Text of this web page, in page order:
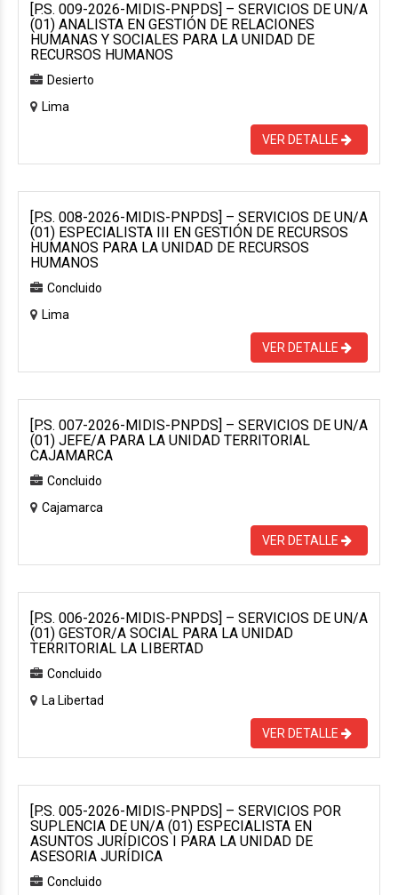
[P.S. 009-2026-MIDIS-PNPDS] – SERVICIOS DE UN/A
(01) ANALISTA EN GESTIÓN DE RELACIONES
HUMANAS Y SOCIALES PARA LA UNIDAD DE
RECURSOS HUMANOS
Desierto
Lima
VER DETALLE
[P.S. 008-2026-MIDIS-PNPDS] – SERVICIOS DE UN/A
(01) ESPECIALISTA III EN GESTIÓN DE RECURSOS
HUMANOS PARA LA UNIDAD DE RECURSOS
HUMANOS
Concluido
Lima
VER DETALLE
[P.S. 007-2026-MIDIS-PNPDS] – SERVICIOS DE UN/A
(01) JEFE/A PARA LA UNIDAD TERRITORIAL
CAJAMARCA
Concluido
Cajamarca
VER DETALLE
[P.S. 006-2026-MIDIS-PNPDS] – SERVICIOS DE UN/A
(01) GESTOR/A SOCIAL PARA LA UNIDAD
TERRITORIAL LA LIBERTAD
Concluido
La Libertad
VER DETALLE
[P.S. 005-2026-MIDIS-PNPDS] – SERVICIOS POR
SUPLENCIA DE UN/A (01) ESPECIALISTA EN
ASUNTOS JURÍDICOS I PARA LA UNIDAD DE
ASESORIA JURÍDICA
Concluido